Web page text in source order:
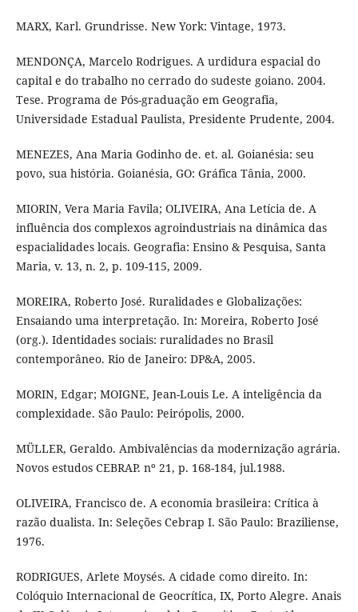
MARX, Karl. Grundrisse. New York: Vintage, 1973.
MENDONÇA, Marcelo Rodrigues. A urdidura espacial do
capital e do trabalho no cerrado do sudeste goiano. 2004.
Tese. Programa de Pós-graduação em Geografia,
Universidade Estadual Paulista, Presidente Prudente, 2004.
MENEZES, Ana Maria Godinho de. et. al. Goianésia: seu
povo, sua história. Goianésia, GO: Gráfica Tânia, 2000.
MIORIN, Vera Maria Favila; OLIVEIRA, Ana Letícia de. A
influência dos complexos agroindustriais na dinâmica das
espacialidades locais. Geografia: Ensino & Pesquisa, Santa
Maria, v. 13, n. 2, p. 109-115, 2009.
MOREIRA, Roberto José. Ruralidades e Globalizações:
Ensaiando uma interpretação. In: Moreira, Roberto José
(org.). Identidades sociais: ruralidades no Brasil
contemporâneo. Rio de Janeiro: DP&A, 2005.
MORIN, Edgar; MOIGNE, Jean-Louis Le. A inteligência da
complexidade. São Paulo: Peirópolis, 2000.
MÜLLER, Geraldo. Ambivalências da modernização agrária.
Novos estudos CEBRAP. nº 21, p. 168-184, jul.1988.
OLIVEIRA, Francisco de. A economia brasileira: Crítica à
razão dualista. In: Seleções Cebrap I. São Paulo: Braziliense,
1976.
RODRIGUES, Arlete Moysés. A cidade como direito. In:
Colóquio Internacional de Geocrítica, IX, Porto Alegre. Anais